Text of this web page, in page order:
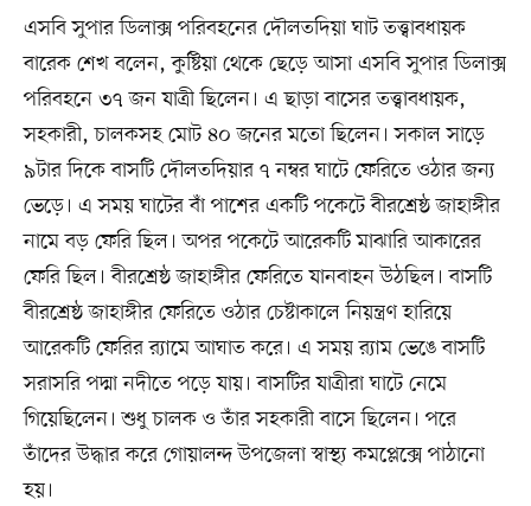
এসবি সুপার ডিলাক্স পরিবহনের দৌলতদিয়া ঘাট তত্ত্বাবধায়ক
বারেক শেখ বলেন, কুষ্টিয়া থেকে ছেড়ে আসা এসবি সুপার ডিলাক্স
পরিবহনে ৩৭ জন যাত্রী ছিলেন। এ ছাড়া বাসের তত্ত্বাবধায়ক,
সহকারী, চালকসহ মোট ৪০ জনের মতো ছিলেন। সকাল সাড়ে
৯টার দিকে বাসটি দৌলতদিয়ার ৭ নম্বর ঘাটে ফেরিতে ওঠার জন্য
ভেড়ে। এ সময় ঘাটের বাঁ পাশের একটি পকেটে বীরশ্রেষ্ঠ জাহাঙ্গীর
নামে বড় ফেরি ছিল। অপর পকেটে আরেকটি মাঝারি আকারের
ফেরি ছিল। বীরশ্রেষ্ঠ জাহাঙ্গীর ফেরিতে যানবাহন উঠছিল। বাসটি
বীরশ্রেষ্ঠ জাহাঙ্গীর ফেরিতে ওঠার চেষ্টাকালে নিয়ন্ত্রণ হারিয়ে
আরেকটি ফেরির র‍্যামে আঘাত করে। এ সময় র‍্যাম ভেঙে বাসটি
সরাসরি পদ্মা নদীতে পড়ে যায়। বাসটির যাত্রীরা ঘাটে নেমে
গিয়েছিলেন। শুধু চালক ও তাঁর সহকারী বাসে ছিলেন। পরে
তাঁদের উদ্ধার করে গোয়ালন্দ উপজেলা স্বাস্থ্য কমপ্লেক্সে পাঠানো
হয়।